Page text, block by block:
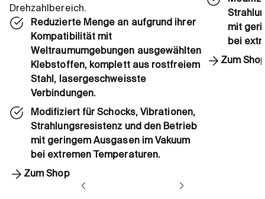
Drehzahlbereich.
Zum Shop
Reduzierte Menge an aufgrund ihrer
Kompatibilität mit
Weltraumumgebungen ausgewählten
Klebstoffen, komplett aus rostfreiem
Stahl, lasergeschweisste
Verbindungen.
Modifiziert für Schocks, Vibrationen,
Strahlungsresistenz und den Betrieb
mit geringem Ausgasen im Vakuum
bei extremen Temperaturen.
Zum
mit
bei